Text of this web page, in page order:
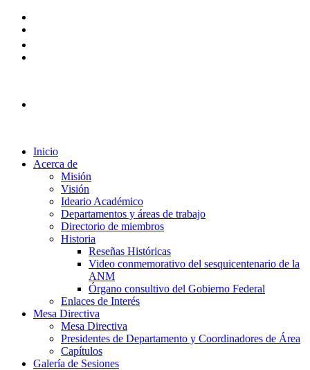
Inicio
Acerca de
Misión
Visión
Ideario Académico
Departamentos y áreas de trabajo
Directorio de miembros
Historia
Reseñas Históricas
Video conmemorativo del sesquicentenario de la
ANM
Órgano consultivo del Gobierno Federal
Enlaces de Interés
Mesa Directiva
Mesa Directiva
Presidentes de Departamento y Coordinadores de Área
Capítulos
Galería de Sesiones